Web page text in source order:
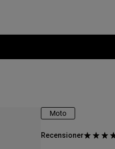
Moto
Recensioner